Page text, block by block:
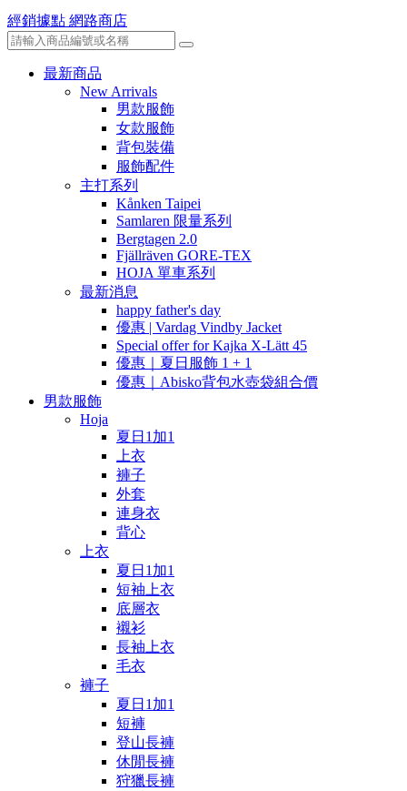
經銷據點 網路商店
最新商品
New Arrivals
男款服飾
女款服飾
背包裝備
服飾配件
主打系列
Kånken Taipei
Samlaren 限量系列
Bergtagen 2.0
Fjällräven GORE-TEX
HOJA 單車系列
最新消息
happy father's day
優惠 | Vardag Vindby Jacket
Special offer for Kajka X-Lätt 45
優惠｜夏日服飾 1 + 1
優惠｜Abisko背包水壺袋組合價
男款服飾
Hoja
夏日1加1
上衣
褲子
外套
連身衣
背心
上衣
夏日1加1
短袖上衣
底層衣
襯衫
長袖上衣
毛衣
褲子
夏日1加1
短褲
登山長褲
休閒長褲
狩獵長褲